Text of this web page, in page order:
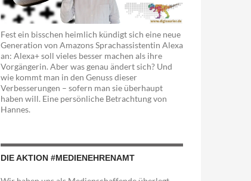
Fest ein bisschen heimlich kündigt sich eine neue
Generation von Amazons Sprachassistentin Alexa
an: Alexa+ soll vieles besser machen als ihre
Vorgängerin. Aber was genau ändert sich? Und
wie kommt man in den Genuss dieser
Verbesserungen – sofern man sie überhaupt
haben will. Eine persönliche Betrachtung von
Hannes.
DIE AKTION #MEDIENEHRENAMT